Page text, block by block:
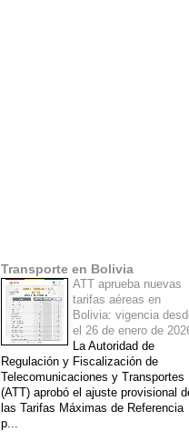
Transporte en Bolivia
ATT aprueba nuevas
tarifas aéreas en
Bolivia: vigencia
el 26 de enero de
La Autoridad de
Regulación y Fiscalización de
Telecomunicaciones y Transportes
(ATT) aprobó el ajuste provisional
las Tarifas Máximas de Referencia
p...